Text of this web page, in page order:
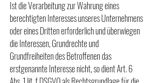
Ist die Verarbeitung zur Wahrung eines
berechtigten Interesses unseres Unternehmens
oder eines Dritten erforderlich und überwiegen
die Interessen, Grundrechte und
Grundfreiheiten des Betroffenen das
erstgenannte Interesse nicht, so dient Art. 6